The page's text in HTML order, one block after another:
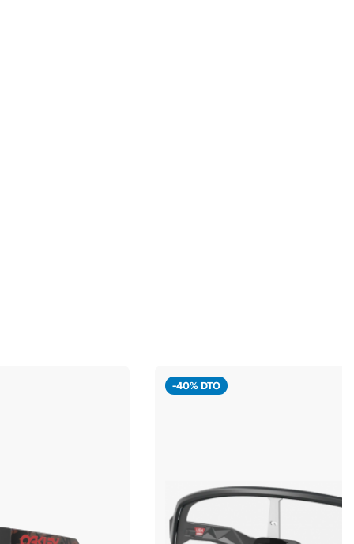
-40% DTO